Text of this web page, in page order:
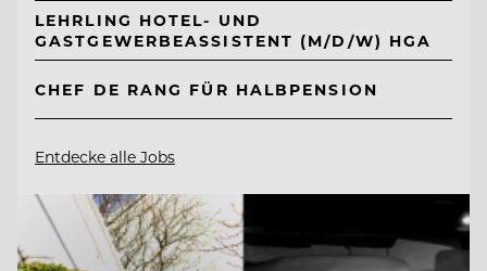
LEHRLING HOTEL- UND
GASTGEWERBEASSISTENT (M/D/W) HGA
CHEF DE RANG FÜR HALBPENSION
Entdecke alle Jobs